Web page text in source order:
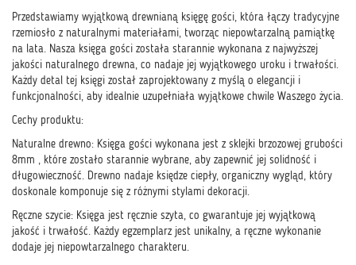
Przedstawiamy wyjątkową drewnianą księgę gości, która łączy tradycyjne
rzemiosło z naturalnymi materiałami, tworząc niepowtarzalną pamiątkę
na lata. Nasza księga gości została starannie wykonana z najwyższej
jakości naturalnego drewna, co nadaje jej wyjątkowego uroku i trwałości.
Każdy detal tej księgi został zaprojektowany z myślą o elegancji i
funkcjonalności, aby idealnie uzupełniała wyjątkowe chwile Waszego życia.
Cechy produktu:
Naturalne drewno: Księga gości wykonana jest z sklejki brzozowej grubości
8mm , które zostało starannie wybrane, aby zapewnić jej solidność i
długowieczność. Drewno nadaje księdze ciepły, organiczny wygląd, który
doskonale komponuje się z różnymi stylami dekoracji.
Ręczne szycie: Księga jest ręcznie szyta, co gwarantuje jej wyjątkową
jakość i trwałość. Każdy egzemplarz jest unikalny, a ręczne wykonanie
dodaje jej niepowtarzalnego charakteru.